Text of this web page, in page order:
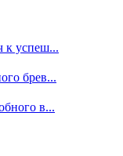
к успеш...
брев...
в...